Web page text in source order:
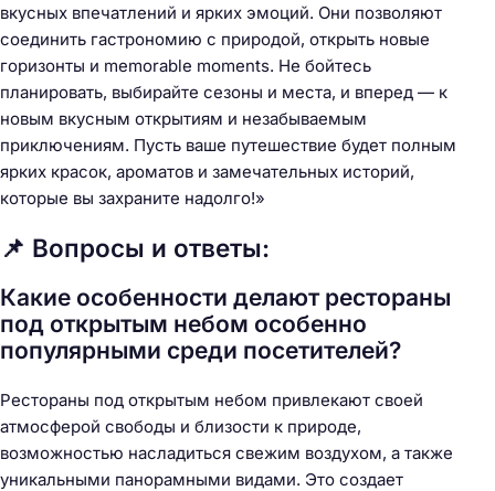
вкусных впечатлений и ярких эмоций. Они позволяют
соединить гастрономию с природой, открыть новые
горизонты и memorable moments. Не бойтесь
планировать, выбирайте сезоны и места, и вперед — к
новым вкусным открытиям и незабываемым
приключениям. Пусть ваше путешествие будет полным
ярких красок, ароматов и замечательных историй,
которые вы захраните надолго!»
📌 Вопросы и ответы:
Какие особенности делают рестораны
под открытым небом особенно
популярными среди посетителей?
Рестораны под открытым небом привлекают своей
атмосферой свободы и близости к природе,
возможностью насладиться свежим воздухом, а также
уникальными панорамными видами. Это создает